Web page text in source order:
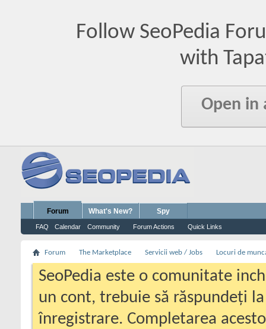
Follow SeoPedia
with
Open in
Forum
FAQ Calendar Community Forum Actions Quick Links
What's New? Spy
Forum The Marketplace Servicii web / Jobs Locuri de
SeoPedia este o comunitate
un cont, trebuie să răspundeți
înregistrare. Completarea